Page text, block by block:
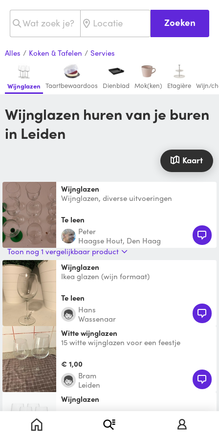
Zoeken
Alles / Koken & Tafelen / Servies
Wijnglazen Taartbewaardoos Dienblad Mok(ken) Etagière Wijn/
Wijnglazen huren van je buren
in Leiden
Kaart
Wijnglazen
Wijnglazen, diverse uitvoeringen
Te leen
Peter
Haagse Hout, Den Haag
Toon nog 1 vergelijkbaar product
Wijnglazen
Ikea glazen (wijn formaat)
Te leen
Hans
Wassenaar
Witte wijnglazen
15 witte wijnglazen voor een feestje
€ 1,00
Bram
Leiden
Wijnglazen